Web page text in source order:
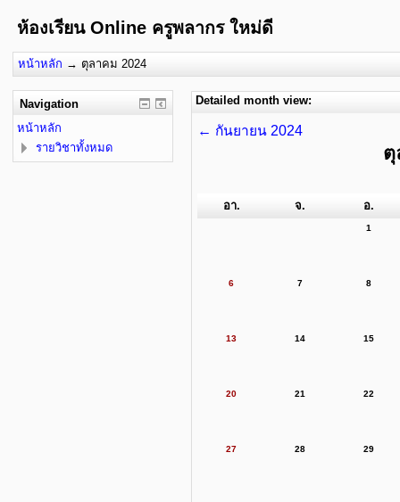
ห้องเรียน Online ครูพลากร ใหม่ดี
หน้าหลัก → ตุลาคม 2024
Detailed month view:
← กันยายน 2024
ตุ
อา. จ. อ.
1
6 7 8
13 14 15
20 21 22
27 28 29
Navigation
หน้าหลัก
รายวิชาทั้งหมด